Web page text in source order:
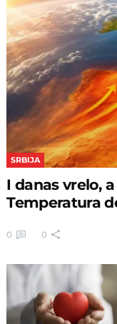
SRBIJA
I danas vrelo,
Temperatura
0 0